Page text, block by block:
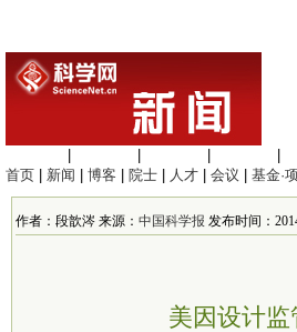
首页
新闻 博客 院士 人才 会议 基金·
作者：段歆涔 来源： 中国科学报 发布时间：
美因设计